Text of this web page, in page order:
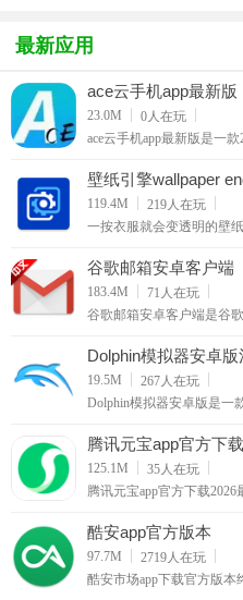
最新应用
ace云手机app最新版
23.0M 0人在玩
ace云手机app最新版是一
架模块使用。平台内置丰
壁纸引擎wallpaper
119.4M 219人在玩
一按衣服就会变透明的壁
的一个壁纸引擎，现在有
谷歌邮箱安卓客户端
183.4M 71 人在玩
谷歌邮箱安卓客户端是谷
费网络邮件服务。可以*保
Dolphin模拟器安卓版
19.5M 267人在玩
Dolphin模拟器安卓版是一
家对这个平台的游戏非常
腾讯元宝app官方下
125.1M 35人在玩
腾讯元宝app官方下载
写作、ai绘画、ai翻译等诸
酷安app官方版本
97.7M 2719人在玩
酷安市场app下载官方版